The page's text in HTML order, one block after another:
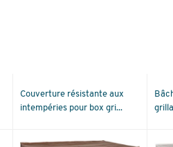
Couverture résistante aux
intempéries pour box gri...